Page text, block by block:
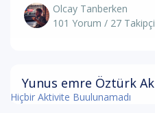
Olcay Tanberken
101 Yorum / 27 Takipçi
Yunus emre Öztürk
Hiçbir Aktivite Buulunamadı